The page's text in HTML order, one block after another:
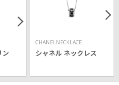
ン
CHANELNECKLACE
シャネル ネックレス